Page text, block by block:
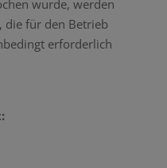
wurde, werden
die für den Betrieb
erforderlich